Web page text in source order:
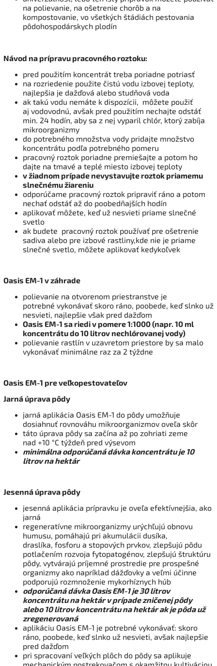
na polievanie, na ošetrenie chorôb a na
kompostovanie, vo všetkých štádiách pestovania
pôdohospodárskych plodín
Návod na prípravu pracovného roztoku:
pred použitím koncentrát treba poriadne potriasť
na rozriedenie použite čistú vodu izbovej teploty,
najlepšia je dažďová alebo studňová voda
ak takú vodu nemáte k dispozícii, môžete použiť
aj vodovodnú, avšak pred použitím nechajte odstáť
min. 24 hodín, aby sa z nej vyparil chlór, ktorý zabíja
mikroorganizmy
do potrebného množstva vody pridajte množstvo
koncentrátu podľa potrebného pomeru
pracovný roztok poriadne premiešajte a potom ho
dajte na tmavé a teplé miesto izbovej teploty
v žiadnom prípade nevystavujte roztok priamemu
slnečnému žiareniu
odporúčame pracovný roztok pripraviť ráno a potom
nechať odstáť až do poobedňajších hodín
aplikovať môžete, keď už nesvieti priame slnečné
svetlo
ak budete pracovný roztok používať pre ošetrenie
sadiva alebo pre izbové rastliny,kde nie je priame
slnečné svetlo, môžete aplikovať kedykoľvek
Oasis EM-1 v záhrade
polievanie na otvorenom priestranstve je
potrebné vykonávať skoro ráno, poobede, keď slnko už
nesvieti, najlepšie však pred dažďom
Oasis EM-1 sa riedi v pomere 1:1000 (napr. 10 ml
koncentrátu do 10 litrov nechlórovanej vody)
polievanie rastlín v uzavretom priestore by sa malo
vykonávať minimálne raz za 2 týždne
Oasis EM-1 pre veľkopestovateľov
Jarná úprava pôdy
jarná aplikácia Oasis EM-1 do pôdy umožňuje
dosiahnuť rovnováhu mikroorganizmov oveľa skôr
táto úprava pôdy sa začína až po zohriati zeme
nad +10 °C týždeň pred výsevom
minimálna odporúčaná dávka koncentrátu je 10
litrov na hektár
Jesenná úprava pôdy
jesenná aplikácia prípravku je oveľa efektívnejšia, ako
jarná
regeneratívne mikroorganizmy urýchľujú obnovu
humusu, pomáhajú pri akumulácii dusíka,
draslíka, fosforu a stopových prvkov, zlepšujú pôdu
potlačením rozvoja fytopatogénov, zlepšujú štruktúru
pôdy, vytvárajú príjemné prostredie pre prospešné
organizmy ako napríklad dážďovky a veľmi účinne
podporujú rozmnoženie mykorhíznych húb
odporúčaná dávka Oasis EM-1 je 30 litrov
koncentrátu na hektár v prípade zničenej pôdy
alebo 10 litrov koncentrátu na hektár ak je pôda už
zregenerovaná
aplikáciu Oasis EM-1 je potrebné vykonávať: skoro
ráno, poobede, keď slnko už nesvieti, avšak najlepšie
pred dažďom
pri spracovaní veľkých plôch do pôdy sa aplikuje